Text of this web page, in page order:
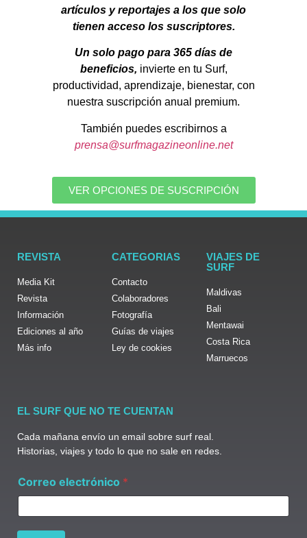
artículos y reportajes a los que solo
tienen acceso los suscriptores.
Un solo pago para 365 días de
beneficios, invierte en tu Surf,
productividad, aprendizaje, bienestar, con
nuestra suscripción anual premium.
También puedes escribirnos a
prensa@surfmagazineonline.net
VER OPCIONES DE SUSCRIPCIÓN
REVISTA
Media Kit
Revista
Información
Ediciones al año
Más info
CATEGORIAS
Contacto
Colaboradores
Fotografía
Guías de viajes
Ley de cookies
VIAJES DE
SURF
Maldivas
Bali
Mentawai
Costa Rica
Marruecos
EL SURF QUE NO TE CUENTAN
Cada mañana envío un email sobre surf real.
Historias, viajes y todo lo que no sale en redes.
o
r
Correo electrónico *